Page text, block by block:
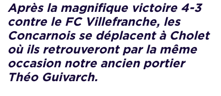
Après la magnifique victoire 4-3
contre le FC Villefranche, les
Concarnois se déplacent à Cholet
où ils retrouveront par la même
occasion notre ancien portier
Théo Guivarch.